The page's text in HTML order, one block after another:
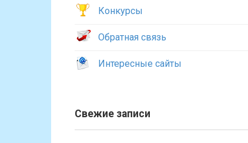
Конкурсы
Обратная связь
Интересные сайты
Свежие записи